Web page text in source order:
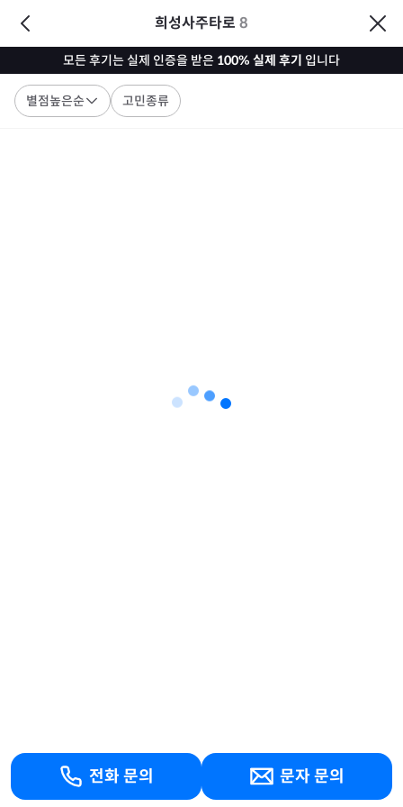
희성사주타로 8
모든 후기는 실제 인증을 받은 100% 실제 후기 입니다
별점높은순 고민종류
전화 문의 문자 문의